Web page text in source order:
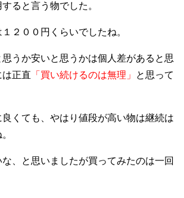
ると言う物でした。
２００円くらいでしたね。
うか安いと思うかは個人差があると思
正直 「買い続けるのは無理」
と思って
くても、やはり値段が高い物は継続は
、と思いましたが買ってみたのは一回